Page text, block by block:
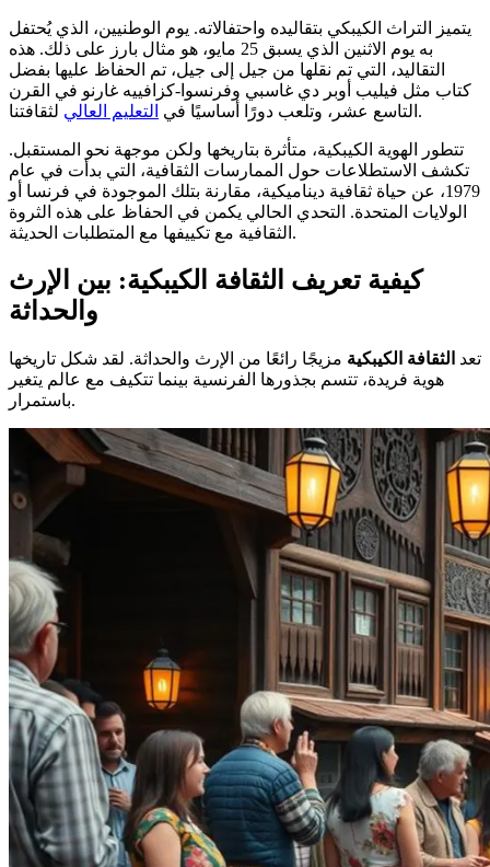
يتميز التراث الكيبكي بتقاليده واحتفالاته. يوم الوطنيين، الذي يُحتفل
به يوم الاثنين الذي يسبق 25 مايو، هو مثال بارز على ذلك. هذه
التقاليد، التي تم نقلها من جيل إلى جيل، تم الحفاظ عليها بفضل
كتاب مثل فيليب أوبر دي غاسبي وفرنسوا-كزافييه غارنو في القرن
التاسع عشر، وتلعب دورًا أساسيًا في التعليم العالي لثقافتنا.
تتطور الهوية الكيبكية، متأثرة بتاريخها ولكن موجهة نحو المستقبل.
تكشف الاستطلاعات حول الممارسات الثقافية، التي بدأت في عام
1979، عن حياة ثقافية ديناميكية، مقارنة بتلك الموجودة في فرنسا أو
الولايات المتحدة. التحدي الحالي يكمن في الحفاظ على هذه الثروة
الثقافية مع تكييفها مع المتطلبات الحديثة.
كيفية تعريف الثقافة الكيبكية: بين الإرث
والحداثة
تعد الثقافة الكيبكية مزيجًا رائعًا من الإرث والحداثة. لقد شكل تاريخها
هوية فريدة، تتسم بجذورها الفرنسية بينما تتكيف مع عالم يتغير
باستمرار.